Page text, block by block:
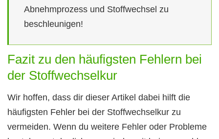
Abnehmprozess und Stoffwechsel zu
beschleunigen!
Fazit zu den häufigsten Fehlern bei
der Stoffwechselkur
Wir hoffen, dass dir dieser Artikel dabei hilft die
häufigsten Fehler bei der Stoffwechselkur zu
vermeiden. Wenn du weitere Fehler oder Probleme